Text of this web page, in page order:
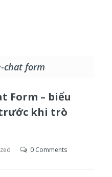
chat form
Form – biểu
khi trò
0 Comments